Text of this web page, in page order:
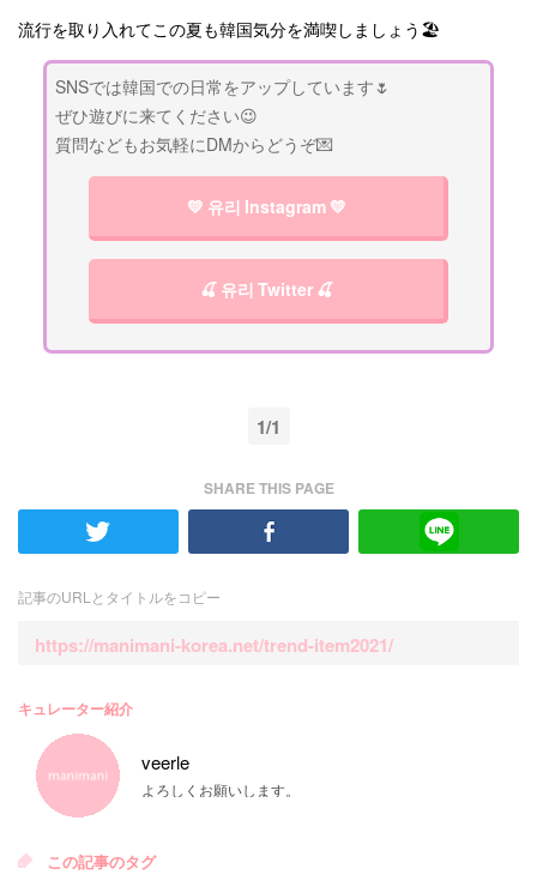
流行を取り入れてこの夏も韓国気分を満喫しましょう🏖
SNSでは韓国での日常をアップしています🌷
ぜひ遊びに来てください😉
質問などもお気軽にDMからどうぞ💌
💛 유리 Instagram 💛
🍒 유리 Twitter 🍒
1/1
SHARE THIS PAGE
記事のURLとタイトルをコピー
https://manimani-korea.net/trend-item2021/
キュレーター紹介
veerle
よろしくお願いします。
この記事のタグ